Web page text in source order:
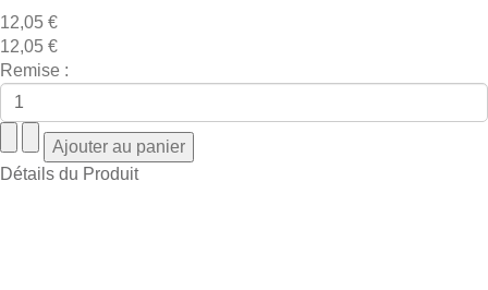
12,05 €
12,05 €
Remise :
Détails du Produit